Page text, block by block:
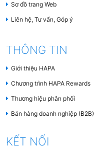
Sơ đồ trang Web
Liên hệ, Tư vấn, Góp ý
THÔNG TIN
Giới thiệu HAPA
Chương trình HAPA Rewards
Thương hiệu phân phối
Bán hàng doanh nghiệp (B2B)
KẾT NỐI